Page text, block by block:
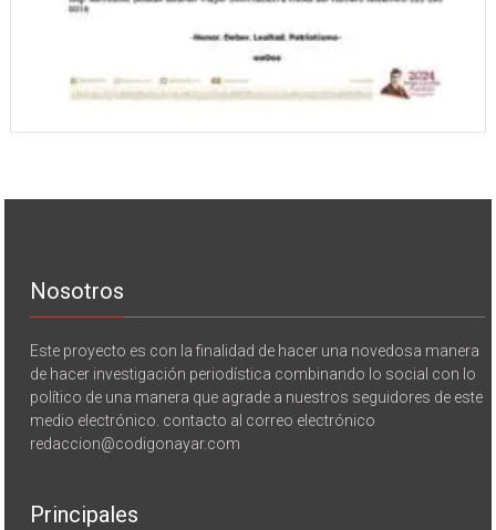
Nosotros
Este proyecto es con la finalidad de hacer una novedosa manera
de hacer investigación periodística combinando lo social con lo
político de una manera que agrade a nuestros seguidores de este
medio electrónico. contacto al correo electrónico
redaccion@codigonayar.com
Principales